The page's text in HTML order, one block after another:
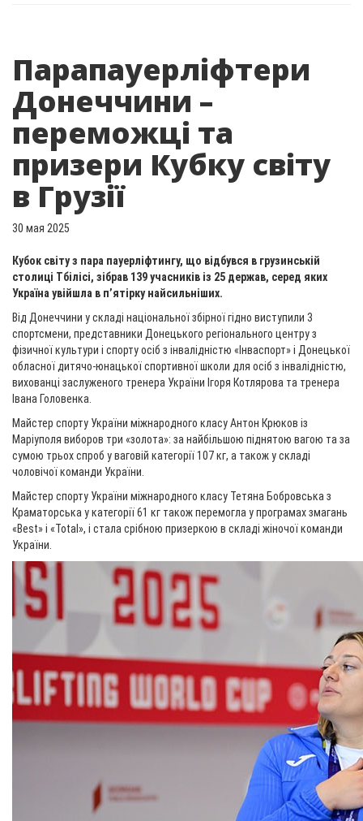
Парапауерліфтери
Донеччини –
переможці та
призери Кубку світу
в Грузії
30 мая 2025
Кубок світу з пара пауерліфтингу, що відбувся в грузинській
столиці Тбілісі, зібрав 139 учасників із 25 держав, серед яких
Україна увійшла в п’ятірку найсильніших.
Від Донеччини у складі національної збірної гідно виступили 3
спортсмени, представники Донецького регіонального центру з
фізичної культури і спорту осіб з інвалідністю «Інваспорт» і Донецької
обласної дитячо-юнацької спортивної школи для осіб з інвалідністю,
вихованці заслуженого тренера України Ігоря Котлярова та тренера
Івана Головенка.
Майстер спорту України міжнародного класу Антон Крюков із
Маріуполя виборов три «золота»: за найбільшою піднятою вагою та за
сумою трьох спроб у ваговій категорії 107 кг, а також у складі
чоловічої команди України.
Майстер спорту України міжнародного класу Тетяна Бобровська з
Краматорська у категорії 61 кг також перемогла у програмах змагань
«Best» і «Total», і стала срібною призеркою в складі жіночої команди
України.